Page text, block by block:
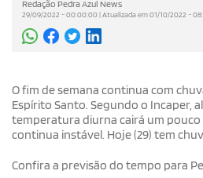
Redação Pedra Azul News
29/09/2022 - 00:00:00 | Atualizada em 01/10/2022 -
O fim de semana continua com
Espírito Santo. Segundo o Incaper,
temperatura diurna cairá um pouco
continua instável. Hoje (29) tem
Confira a previsão do tempo para